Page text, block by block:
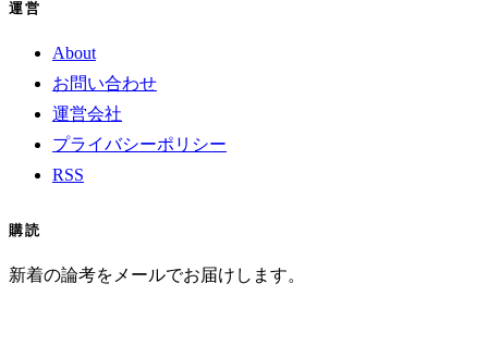
運営
About
お問い合わせ
運営会社
プライバシーポリシー
RSS
購読
新着の論考をメールでお届けします。